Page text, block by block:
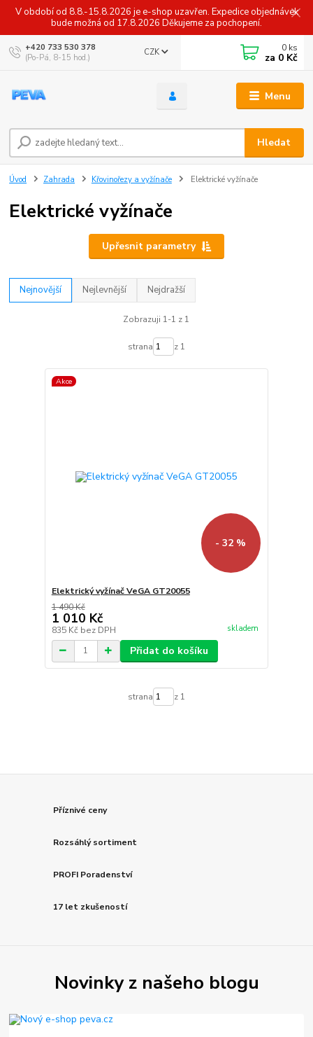
V období od 8.8.-15.8.2026 je e-shop uzavřen. Expedice objednávek
bude možná od 17.8.2026 Děkujeme za pochopení.
Menu
CZK
Hledat
+420 733 530 378
(Po-Pá, 8-15 hod.)
0 ks
za 0 Kč
Úvod Zahrada Křovinořezy a vyžínače Elektrické vyžínače
Elektrické vyžínače
Upřesnit parametry
Nejnovější Nejlevnější Nejdražší
Zobrazuji 1-1 z 1
strana z 1
Akce
- 32 %
Elektrický vyžínač VeGA GT20055
1 490 Kč
1 010 Kč
835 Kč bez DPH skladem
Přidat do košíku
strana z 1
Příznivé ceny
Rozsáhlý sortiment
PROFI Poradenství
17 let zkušeností
Novinky z našeho blogu